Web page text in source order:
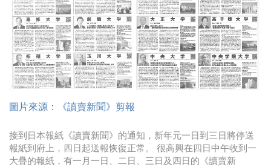
圖片來源：《讀賣新聞》剪報
接到日本報紙《讀賣新聞》的通知，新年元一日到三日將停送
報紙到府上，四日起送報恢復正常。 很高興在四日中午收到一
大疊的報紙，有一月一日、二日、三日及四日的《讀賣新
金獎的代價 牛恆泰：沒人知道我失去什麼！
台灣百事食品 注重品牌體驗創造差異化
黃麗萍：媒體代理商有幫客戶升級的責任！
搞？（上）